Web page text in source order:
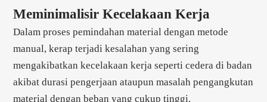
Meminimalisir Kecelakaan Kerja
Dalam proses pemindahan material dengan metode
manual, kerap terjadi kesalahan yang sering
mengakibatkan kecelakaan kerja seperti cedera di badan
akibat durasi pengerjaan ataupun masalah pengangkutan
material dengan beban yang cukup tinggi.